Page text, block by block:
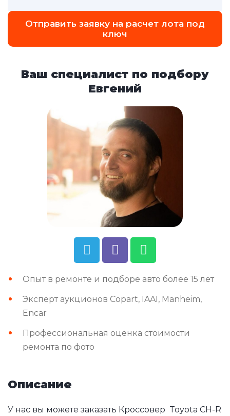
Отправить заявку на расчет лота под
ключ
Ваш специалист по подбору
Евгений
Опыт в ремонте и подборе авто более 15 лет
Эксперт аукционов Copart, IAAI, Manheim,
Encar
Профессиональная оценка стоимости
ремонта по фото
Описание
У нас вы можете заказать Кроссовер Toyota CH-R